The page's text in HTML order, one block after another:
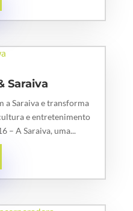
Saraiva
a Saraiva e transforma
e entretenimento
– A Saraiva, uma...